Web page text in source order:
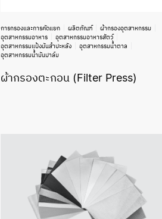
การกรองและการคัดแยก ผลิตภัณฑ์
ผ้ากรองอุตสาหกรรม
อุตสาหกรรมอาหาร
อุตสาหกรรมอาหารสัตว์
อุตสาหกรรมแป้งมันสำปะหลัง
อุตสาหกรรมน้ำตาล
อุตสาหกรรมน้ำมันปาล์ม
ผ้ากรองตะกอน (Filter Press)